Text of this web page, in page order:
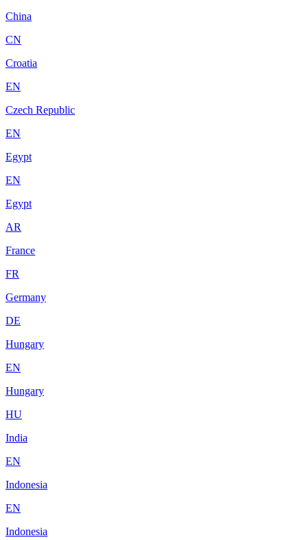
China
CN
Croatia
EN
Czech Republic
EN
Egypt
EN
Egypt
AR
France
FR
Germany
DE
Hungary
EN
Hungary
HU
India
EN
Indonesia
EN
Indonesia